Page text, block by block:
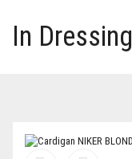
In Dressing